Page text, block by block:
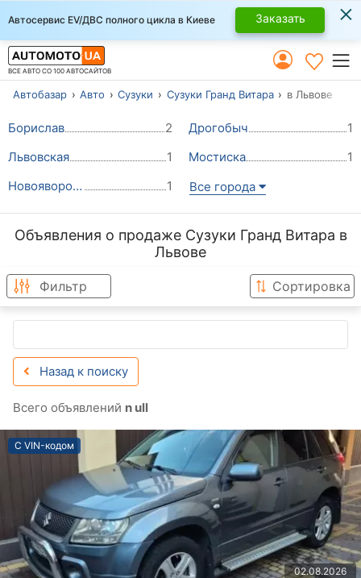
Автосервис EV/ДВС полного цикла в Киеве Заказать ×
ВСЕ АВТО СО 100 АВТОСАЙТОВ
Автобазар Авто Сузуки Сузуки Гранд Витара в Львове
Борислав 2 Дрогобыч
1
Львовская
1 Мостиска
1
Новояворовск
1 Все города
Объявления о продаже Сузуки Гранд Витара в
Львове
Фильтр Сортировка
Назад к поиску
Всего объявлений n ull
С VIN-кодом
02.08.2026